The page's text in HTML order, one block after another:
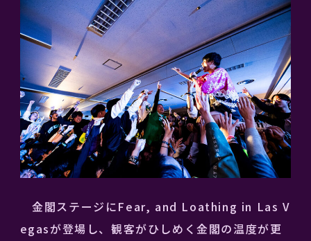
金閣ステージにFear, and Loathing in Las V
egasが登場し、観客がひしめく金閣の温度が更